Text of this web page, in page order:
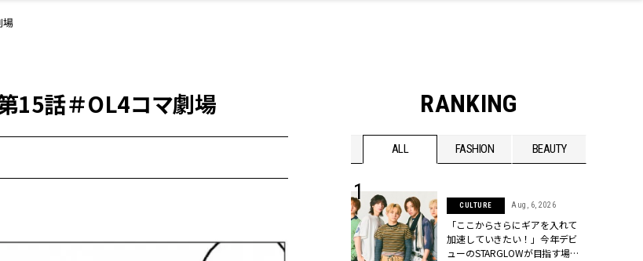
場
15話＃OL4コマ劇場 RANKING
ALL FASHION BEAUTY
台〜3,000円台の名品3選
ばれで失敗しないコーデ＆マナ
ーを解説 | CLASSY.[クラッシィ]
CULTURE Aug, 6, 2026
「ここからさらにギアを入れて
加速していきたい！」今年デビ
ューのSTARGLOWが目指す場所